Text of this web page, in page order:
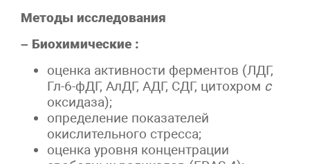
Методы исследования
– Биохимические :
оценка активности ферментов (ЛДГ,
Гл-6-фДГ, АлДГ, АДГ, СДГ, цитохром с
оксидаза);
определение показателей
окислительного стресса;
оценка уровня концентрации